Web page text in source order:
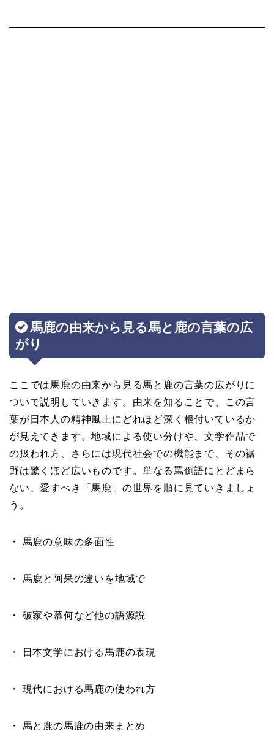
馬鹿の由来から見る馬と鹿の言葉の広
がり
ここでは馬鹿の由来から見る馬と鹿の言葉の広がりに
ついて説明していきます。由来を知ることで、この言
葉が日本人の精神風土にどれほど深く根付いているか
が見えてきます。地域による使い分けや、文学作品で
の扱われ方、さらには現代社会での機能まで、その裾
野は驚くほど広いものです。単なる罵倒語にとどまら
ない、愛すべき「馬鹿」の世界を順に見ていきましょ
う。
・ 馬鹿の意味の多面性
・ 馬鹿と阿呆の違いを地域で
・ 破家や慕何など他の語源説
・ 日本文学における馬鹿の表現
・ 現代における馬鹿の使われ方
・ 馬と鹿の馬鹿の由来まとめ